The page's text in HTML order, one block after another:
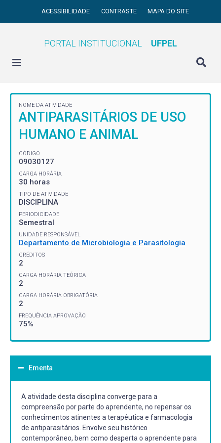
ACESSIBILIDADE CONTRASTE MAPA DO SITE
PORTAL INSTITUCIONAL UFPEL
NOME DA ATIVIDADE
ANTIPARASITÁRIOS DE USO
HUMANO E ANIMAL
CÓDIGO
09030127
CARGA HORÁRIA
30 horas
TIPO DE ATIVIDADE
DISCIPLINA
PERIODICIDADE
Semestral
UNIDADE RESPONSÁVEL
Departamento de Microbiologia e Parasitologia
CRÉDITOS
2
CARGA HORÁRIA TEÓRICA
2
CARGA HORÁRIA OBRIGATÓRIA
2
FREQUÊNCIA APROVAÇÃO
75%
Ementa
A atividade desta disciplina converge para a
compreensão por parte do aprendente, no repensar os
conhecimentos atinentes a terapêutica e farmacologia
de antiparasitários. Envolve seu histórico
contemporâneo, bem como desperta o aprendente para